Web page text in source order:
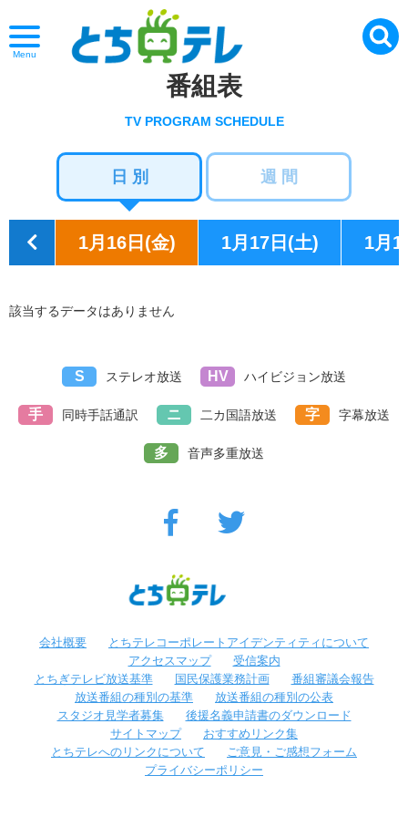
Menu
番組表
TV PROGRAM SCHEDULE
日 別 週 間
1月16日(金) 1月17日(土) 1月
該当するデータはありません
S ステレオ放送 HV ハイビジョン放送
手 同時手話通訳 ニ 二カ国語放送 字 字幕放送
多 音声多重放送
会社概要
とちテレコーポレートアイデンティティについて
アクセスマップ
受信案内
とちぎテレビ放送基準
国民保護業務計画
番組審議会報告
放送番組の種別の基準
放送番組の種別の公表
スタジオ見学者募集
後援名義申請書のダウンロード
サイトマップ
おすすめリンク集
とちテレへのリンクについて
ご意見・ご感想フォーム
プライバシーポリシー